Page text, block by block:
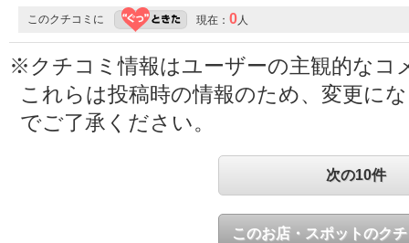
このクチコミに 現在： 0人
※クチコミ情報はユーザーの主観的なコ
これらは投稿時の情報のため、変更に
でご了承ください。
次の10件
このお店・スポットのク